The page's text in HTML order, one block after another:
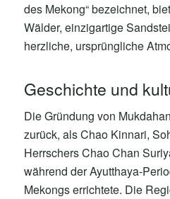
des Mekong“ bezeichnet,
Wälder, einzigartige
herzliche, ursprüngliche
Geschichte und
Die Gründung von
zurück, als Chao Kinnari,
Herrschers Chao Chan
während der Ayutthaya-
Mekongs errichtete. Die